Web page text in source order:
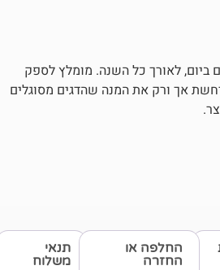
השנה. מומלץ לספק
שהדגים מסוגלים
תנאי
משלוח